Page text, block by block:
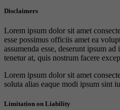
Disclaimers
Lorem ipsum dolor sit amet
esse possimus officiis amet ea
assumenda esse, deserunt ipsum
tenetur at, quis nostrum facere
Lorem ipsum dolor sit amet
soluta alias eaque modi ipsum sint
Limitation on Liability